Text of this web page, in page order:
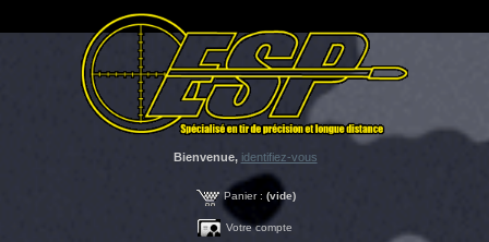
Bienvenue, identifiez-vous
Panier : (vide)
Votre compte